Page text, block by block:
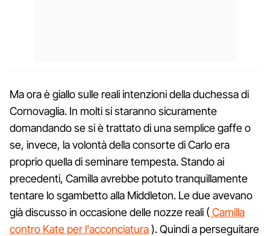
Ma ora è giallo sulle reali intenzioni della duchessa di
Cornovaglia. In molti si staranno sicuramente
domandando se si è trattato di una semplice gaffe o
se, invece, la volontà della consorte di Carlo era
proprio quella di seminare tempesta. Stando ai
precedenti, Camilla avrebbe potuto tranquillamente
tentare lo sgambetto alla Middleton. Le due avevano
già discusso in occasione delle nozze reali ( Camilla
contro Kate per l'acconciatura). Quindi a perseguitare